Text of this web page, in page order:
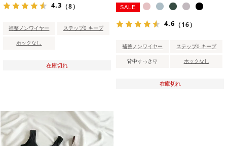
4.3 （8）
補整ノンワイヤー ステップ0 キープ
ホックなし
在庫切れ
SALE
4.6 （16）
補整ノンワイヤー ステップ0 キープ
背中すっきり ホックなし
在庫切れ